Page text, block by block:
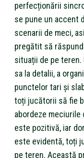
perfecționării
se pune un accent
scenarii de meci,
pregătit să
situații de pe
sa la detalii, a
punctelor tari și
toți jucătorii să fie
abordeze
este pozitivă, iar
este evidentă, toți
pe teren. Această